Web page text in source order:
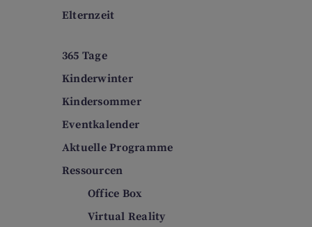
Elternzeit
365 Tage
Kinderwinter
Kindersommer
Eventkalender
Aktuelle Programme
Ressourcen
Office Box
Virtual Reality